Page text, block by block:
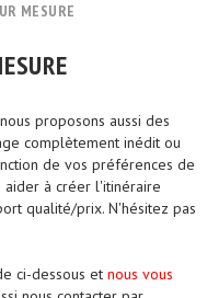
MESURE
proposons aussi des
complètement inédit ou
de vos préférences de
aider à créer l'itinéraire
qualité/prix. N'hésitez pas
ci-dessous et nous vous